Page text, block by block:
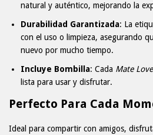
natural y auténtico, mejorando la
Durabilidad Garantizada: La
con el uso o limpieza, asegurando
nuevo por mucho tiempo.
Incluye Bombilla: Cada Mate Love
lista para usar y disfrutar.
Perfecto Para Cada
Ideal para compartir con amigos,